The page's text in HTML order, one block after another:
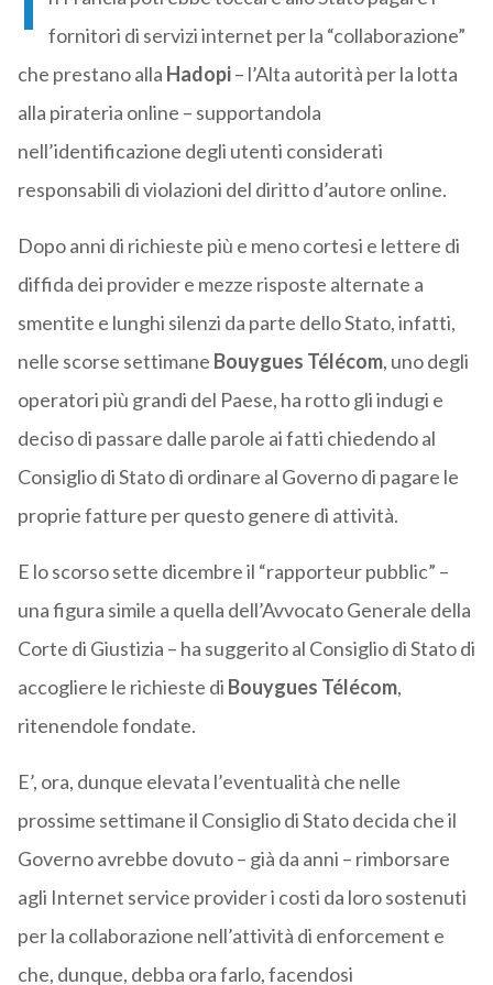
fornitori di servizi internet per la “collaborazione”
che prestano alla Hadopi– l’Alta autorità per la lotta
alla pirateria online – supportandola
nell’identificazione degli utenti considerati
responsabili di violazioni del diritto d’autore online.
Dopo anni di richieste più e meno cortesi e lettere di
diffida dei provider e mezze risposte alternate a
smentite e lunghi silenzi da parte dello Stato, infatti,
nelle scorse settimane Bouygues Télécom, uno degli
operatori più grandi del Paese, ha rotto gli indugi e
deciso di passare dalle parole ai fatti chiedendo al
Consiglio di Stato di ordinare al Governo di pagare le
proprie fatture per questo genere di attività.
E lo scorso sette dicembre il “rapporteur pubblic” –
una figura simile a quella dell’Avvocato Generale della
Corte di Giustizia – ha suggerito al Consiglio di Stato di
accogliere le richieste di Bouygues Télécom,
ritenendole fondate.
E’, ora, dunque elevata l’eventualità che nelle
prossime settimane il Consiglio di Stato decida che il
Governo avrebbe dovuto – già da anni – rimborsare
agli Internet service provider i costi da loro sostenuti
per la collaborazione nell’attività di enforcement e
che, dunque, debba ora farlo, facendosi